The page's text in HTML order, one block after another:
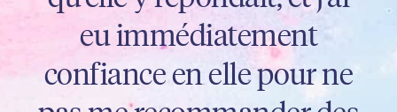
excellente dans ce qu'elle
fait. Et les résultats sont
toujours très naturels !